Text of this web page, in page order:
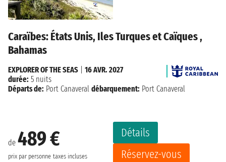
Caraïbes: États Unis, Iles Turques et Caïques ,
Bahamas
de 489 €
prix par personne taxes incluses
Détails
Réservez-vous
EXPLORER OF THE SEAS
16 AVR. 2027
durée: 5 nuits
Départs de: Port Canaveral débarquement: Port Canaveral